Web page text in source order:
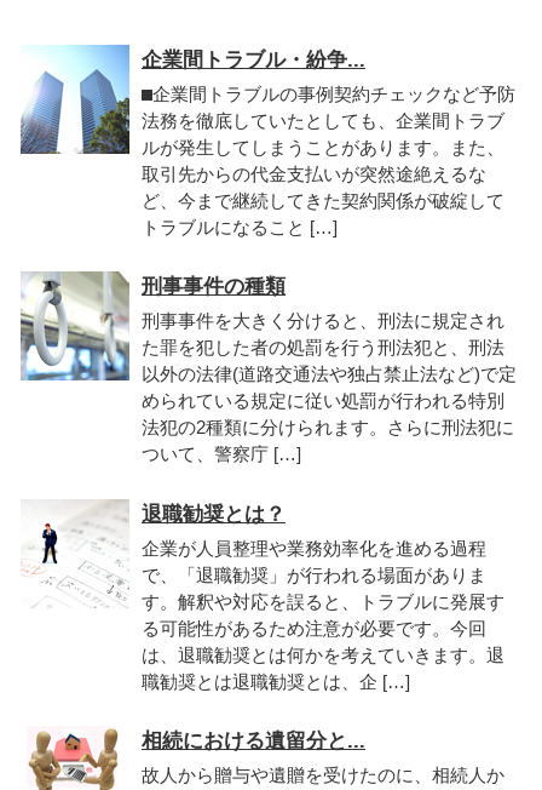
企業間トラブル・紛争...
⬛︎企業間トラブルの事例契約チェックなど予防
法務を徹底していたとしても、企業間トラブ
ルが発生してしまうことがあります。また、
取引先からの代金支払いが突然途絶えるな
ど、今まで継続してきた契約関係が破綻して
トラブルになること […]
刑事事件の種類
刑事事件を大きく分けると、刑法に規定され
た罪を犯した者の処罰を行う刑法犯と、刑法
以外の法律(道路交通法や独占禁止法など)で定
められている規定に従い処罰が行われる特別
法犯の2種類に分けられます。さらに刑法犯に
ついて、警察庁 […]
退職勧奨とは？
企業が人員整理や業務効率化を進める過程
で、「退職勧奨」が行われる場面がありま
す。解釈や対応を誤ると、トラブルに発展す
る可能性があるため注意が必要です。今回
は、退職勧奨とは何かを考えていきます。退
職勧奨とは退職勧奨とは、企 […]
相続における遺留分と...
故人から贈与や遺贈を受けたのに、相続人か